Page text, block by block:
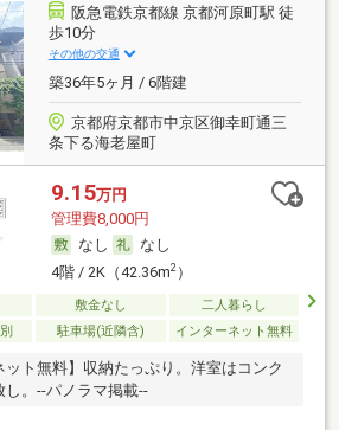
阪急電鉄京都線 京都河原町駅 徒
歩10分
その他の交通
築36年5ヶ月 / 6階建
京都府京都市中京区御幸町通三
条下る海老屋町
9.15万円
管理費8,000円
なし
なし
4階 / 2K（42.36m2）
敷金なし
二人暮らし
駐車場(近隣含) インターネット無料
ット無料】収納たっぷり。洋室はコンク
し。--パノラマ掲載--